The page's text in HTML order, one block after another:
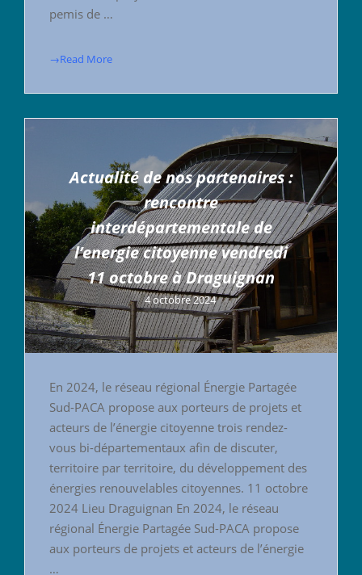
pemis de …
→Read More
Actualité de nos partenaires :
rencontre
interdépartementale de
l’energie citoyenne vendredi
11 octobre à Draguignan
4 octobre 2024
En 2024, le réseau régional Énergie Partagée
Sud-PACA propose aux porteurs de projets et
acteurs de l’énergie citoyenne trois rendez-
vous bi-départementaux afin de discuter,
territoire par territoire, du développement des
énergies renouvelables citoyennes. 11 octobre
2024 Lieu Draguignan En 2024, le réseau
régional Énergie Partagée Sud-PACA propose
aux porteurs de projets et acteurs de l’énergie
…